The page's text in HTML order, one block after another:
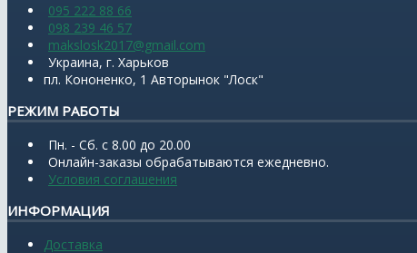
095 222 88 66
098 239 46 57
makslosk2017@gmail.com
Украина, г. Харьков
пл. Кононенко, 1 Авторынок "Лоск"
РЕЖИМ РАБОТЫ
Пн. - Сб. с 8.00 до 20.00
Онлайн-заказы обрабатываются ежедневно.
Условия соглашения
ИНФОРМАЦИЯ
Доставка